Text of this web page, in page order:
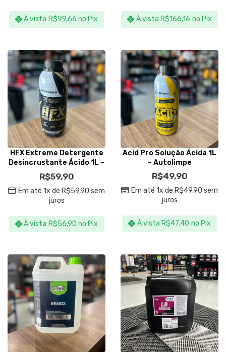
À vista R$99,66 no Pix À vista R$166,16 no Pix
HFX Extreme Detergente
Desincrustante Ácido 1L –
Autolimpe
R$59,90
Em até 1x de R$59,90 sem
juros
À vista R$56,90 no Pix
Acid Pro Solução Ácida 1L
– Autolimpe
R$49,90
Em até 1x de R$49,90 sem
juros
À vista R$47,40 no Pix